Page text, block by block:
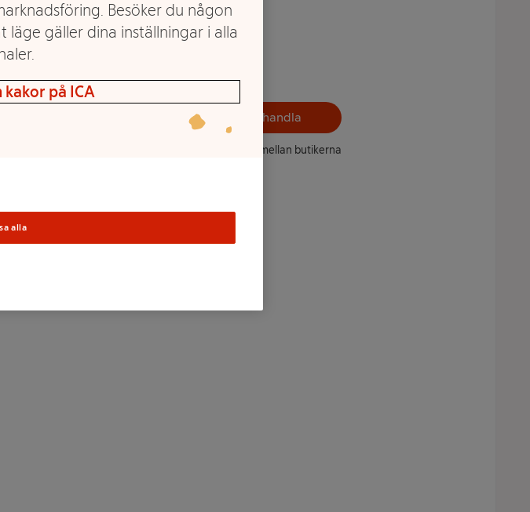
Välj butik och handla
Sortimentet kan variera mellan butikerna
Besöker du någon
läge gäller dina inställningar i alla
kakor på ICA
alla